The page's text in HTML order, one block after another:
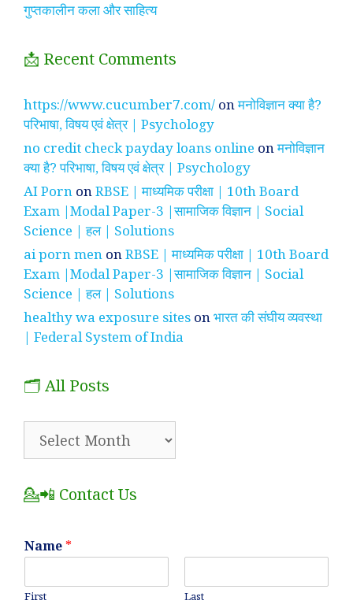
गुप्तकालीन कला और साहित्य
📩 Recent Comments
https://www.cucumber7.com/ onमनोविज्ञान क्या है?
परिभाषा, विषय एवं क्षेत्र | Psychology
no credit check payday loans online onमनोविज्ञान
क्या है? परिभाषा, विषय एवं क्षेत्र | Psychology
AI Porn onRBSE | माध्यमिक परीक्षा | 10th Board
Exam |Modal Paper-3 |सामाजिक विज्ञान | Social
Science | हल | Solutions
ai porn men onRBSE | माध्यमिक परीक्षा | 10th Board
Exam |Modal Paper-3 |सामाजिक विज्ञान | Social
Science | हल | Solutions
healthy wa exposure sites onभारत की संघीय व्यवस्था
| Federal System of India
🗂️ All Posts
💁📲 Contact Us
Name *
First Last